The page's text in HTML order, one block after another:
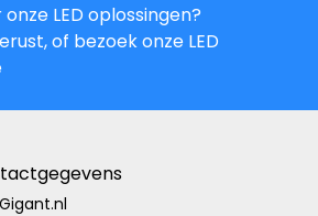
LED oplossingen?
of bezoek onze LED